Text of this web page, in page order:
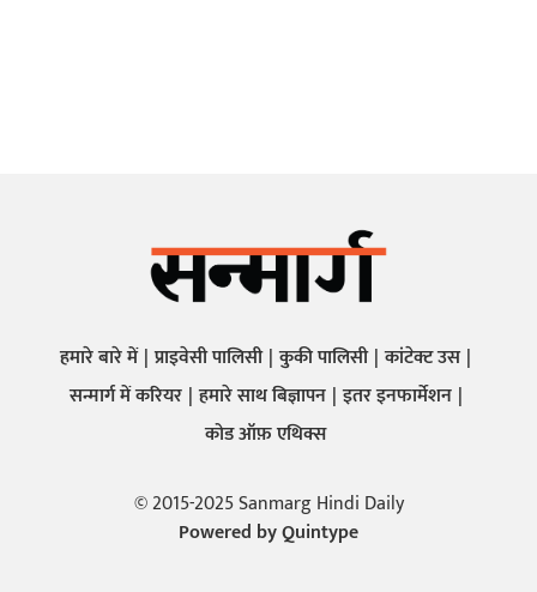
हमारे बारे में प्राइवेसी पालिसी कुकी पालिसी कांटेक्ट उस
सन्मार्ग में करियर हमारे साथ बिज्ञापन इतर इनफार्मेशन
कोड ऑफ़ एथिक्स
© 2015-2025 Sanmarg Hindi Daily
Powered byQuintype